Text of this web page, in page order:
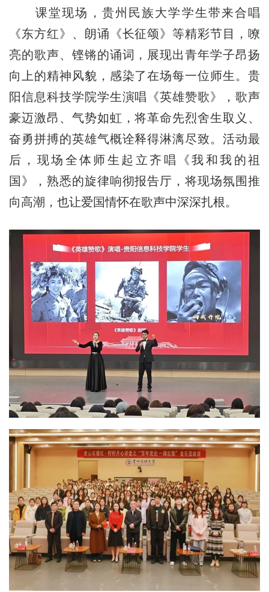
课堂现场，贵州民族大学学生带来合唱
《东方红》、朗诵《长征颂》等精彩节目，嘹
亮的歌声、铿锵的诵词，展现出青年学子昂扬
向上的精神风貌，感染了在场每一位师生。贵
阳信息科技学院学生演唱《英雄赞歌》，歌声
豪迈激昂、气势如虹，将革命先烈舍生取义、
奋勇拼搏的英雄气概诠释得淋漓尽致。活动最
后，现场全体师生起立齐唱《我和我的祖
国》，熟悉的旋律响彻报告厅，将现场氛围推
向高潮，也让爱国情怀在歌声中深深扎根。